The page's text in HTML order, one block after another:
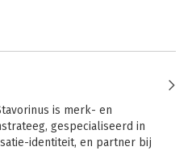
is merk- en
gespecialiseerd in
identiteit, en partner bij